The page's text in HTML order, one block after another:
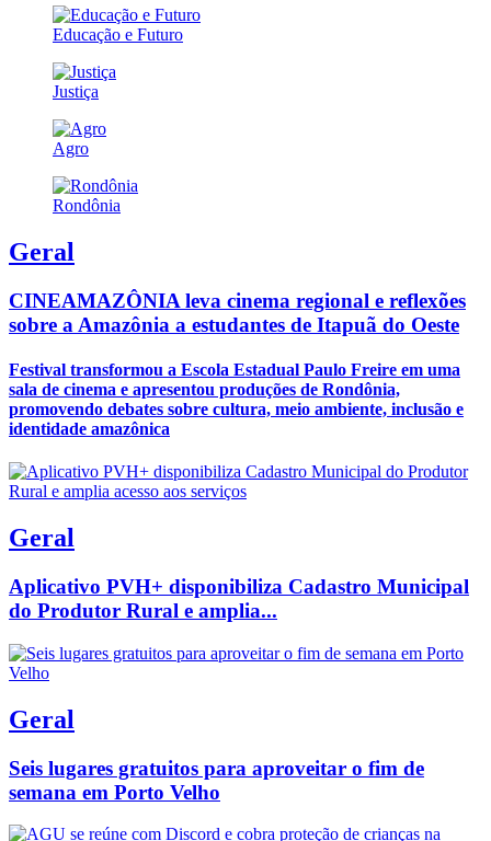
Educação e Futuro
Justiça
Agro
Rondônia
Geral
CINEAMAZÔNIA leva cinema regional e reflexões
sobre a Amazônia a estudantes de Itapuã do Oeste
Festival transformou a Escola Estadual Paulo Freire em uma
sala de cinema e apresentou produções de Rondônia,
promovendo debates sobre cultura, meio ambiente, inclusão e
identidade amazônica
Geral
Aplicativo PVH+ disponibiliza Cadastro Municipal
do Produtor Rural e amplia...
Geral
Seis lugares gratuitos para aproveitar o fim de
semana em Porto Velho